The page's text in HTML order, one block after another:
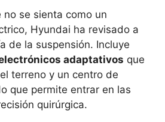
no se sienta como un
Hyundai ha revisado a
de la suspensión. Incluye
adaptativos que
terreno y un centro de
que permite entrar en las
quirúrgica.